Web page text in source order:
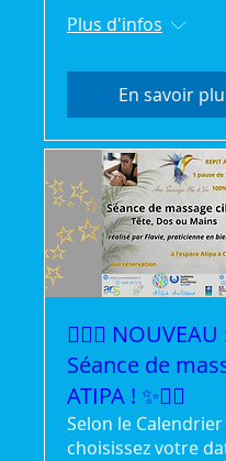
Plus d'infos
En savoir
💆‍♀️✨ NOUVEAU
Séance de
ATIPA ! ✨💆‍♂️
Selon le Calendrier
choisissez votre